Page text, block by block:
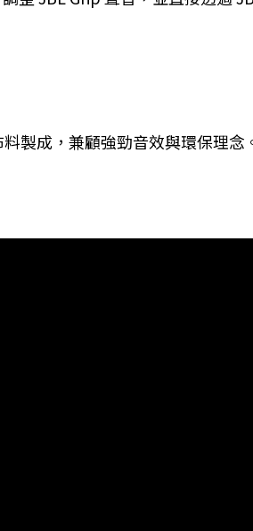
製成，兼顧強勁音效與環保理